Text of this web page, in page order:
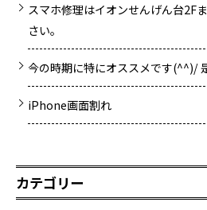
スマホ修理はイオンせんげん台2F
さい。
今の時期に特にオススメです(^^)/
iPhone画面割れ
カテゴリー